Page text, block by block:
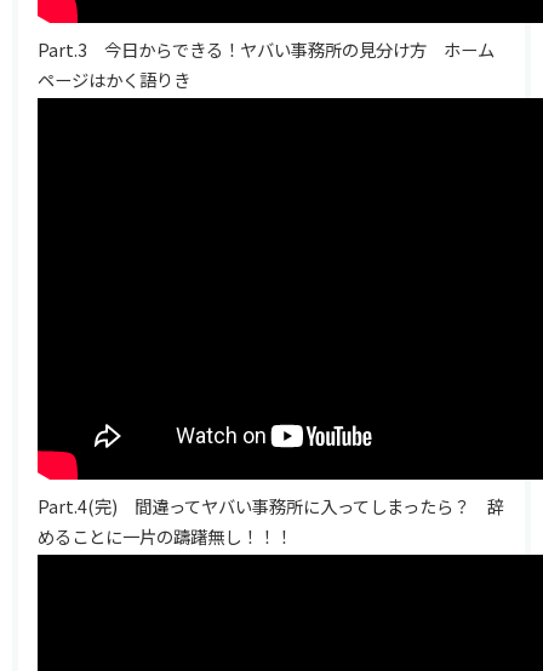
Part.3 今日からできる！ヤバい事務所の見分け方 ホーム
ページはかく語りき
Part.4(完) 間違ってヤバい事務所に入ってしまったら？ 辞
めることに一片の躊躇無し！！！